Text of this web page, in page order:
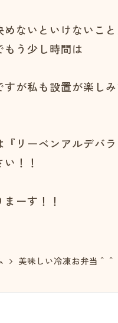
めないといけないこ
もう少し時間は
すが私も設置が楽しみ
『リーベンアルデバ
！！
ーす！！
美味しい冷凍お弁当＾＾